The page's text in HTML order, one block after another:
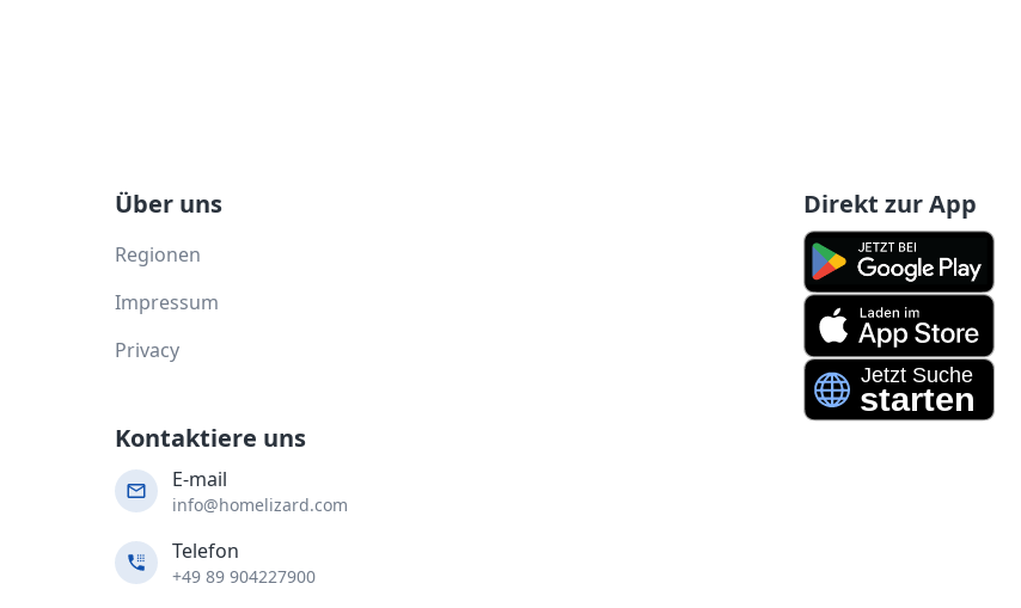
Über uns
Regionen
Impressum
Privacy
Direkt zur App
Kontaktiere uns
E-mail
info@homelizard.com
Telefon
+49 89 904227900